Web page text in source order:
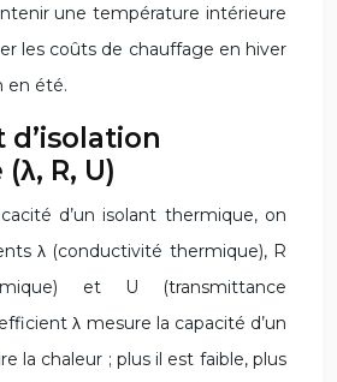
une température intérieure
les coûts de chauffage en hiver
en été.
R, U)
d’un isolant thermique, on
λ (conductivité thermique), R
et U (transmittance
λ mesure la capacité d’un
la chaleur ; plus il est faible, plus